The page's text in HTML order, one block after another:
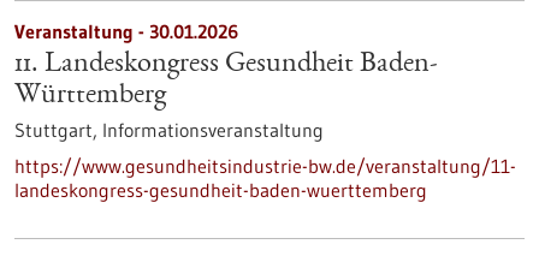
Veranstaltung - 30.01.2026
11. Landeskongress Gesundheit Baden-
Württemberg
Stuttgart, Informationsveranstaltung
https://www.gesundheitsindustrie-bw.de/veranstaltung/11-
landeskongress-gesundheit-baden-wuerttemberg